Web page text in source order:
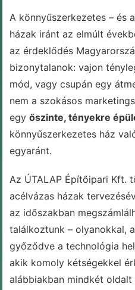
A könnyűszerkezetes – és
házak iránt az elmúlt
az érdeklődés
bizonytalanok: vajon
mód, vagy csupán egy
nem a szokásos
egy őszinte, tényekre
könnyűszerkezetes ház
egyaránt.
Az ÚTALAP Építőipari Kft.
acélvázas házak
az időszakban
találkoztunk – olyanokkal,
győződve a technológia
akik komoly kétségekkel
alábbiakban mindkét oldalt